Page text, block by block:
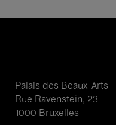
Palais des Beaux-Arts
Rue Ravenstein, 23
1000 Bruxelles